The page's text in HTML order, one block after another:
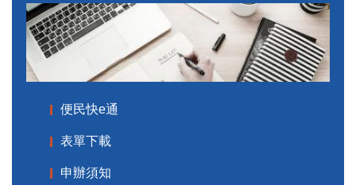
便民快e通
表單下載
申辦須知